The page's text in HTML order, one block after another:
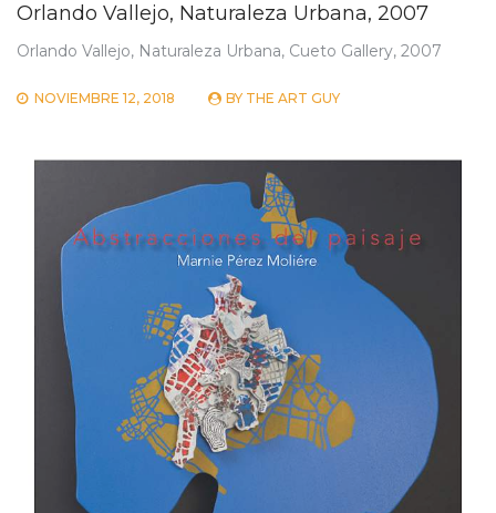
Orlando Vallejo, Naturaleza Urbana, 2007
Orlando Vallejo, Naturaleza Urbana, Cueto Gallery, 2007
NOVIEMBRE 12, 2018 BY THE ART GUY